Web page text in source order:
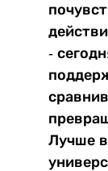
-
Лучше